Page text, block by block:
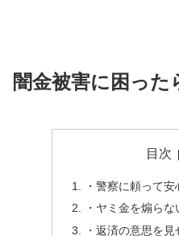
闇金被害に困った
目次
・警察に頼って
・ヤミ金を煽らな
・返済の意思を見